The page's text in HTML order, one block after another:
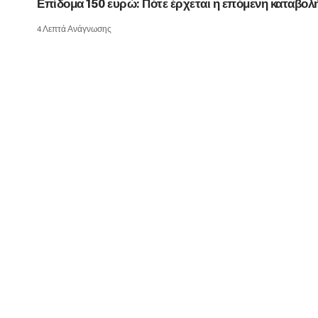
Επίδομα 150 ευρώ: Πότε έρχεται η επόμενη
4 Λεπτά Ανάγνωσης